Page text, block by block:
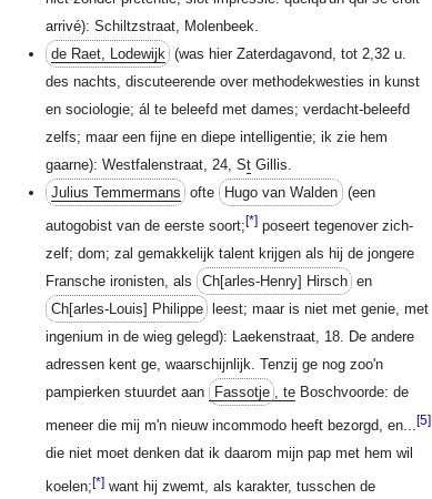
arrivé): Schiltzstraat, Molenbeek.
de Raet, Lodewijk (was hier Zaterdagavond, tot 2,32 u.
des nachts, discuteerende over methodekwesties in kunst
en sociologie; ál te beleefd met dames; verdacht-beleefd
zelfs; maar een fijne en diepe intelligentie; ik zie hem
gaarne): Westfalenstraat, 24, StGillis.
Julius Temmermans ofte Hugo van Walden (een
autogobist van de eerste soort;[*]poseert tegenover zich-
zelf; dom; zal gemakkelijk talent krijgen als hij de jongere
Fransche ironisten, als
Ch[arles-Henry] Hirsch en
Ch[arles-Louis] Philippe
leest; maar is niet met genie, met
ingenium in de wieg gelegd): Laekenstraat, 18. De andere
adressen kent ge, waarschijnlijk. Tenzij ge nog zoo'n
pampierken stuurdet aan
Fassotje , te Boschvoorde: de
meneer die mij m'n nieuw incommodo heeft bezorgd, en...[5]
die niet moet denken dat ik daarom mijn pap met hem wil
koelen;[*]want hij zwemt, als karakter, tusschen de